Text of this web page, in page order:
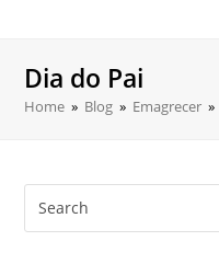
Dia do Pai
Home » Blog » Emagrecer »